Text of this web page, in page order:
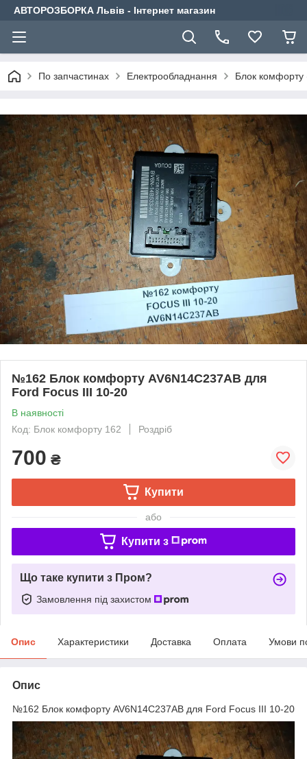
АВТОРОЗБОРКА Львів - Інтернет магазин
По запчастинах Електрообладнання Блок комфорту
№162 Блок комфорту AV6N14C237AB для
Ford Focus III 10-20
В наявності
Код: Блок комфорту 162
Роздріб
700 ₴
Купити
або
Купити з
Що таке купити з Пром?
Замовлення під захистом
Опис Характеристики Доставка Оплата Умови
Опис
№162 Блок комфорту AV6N14C237AB для Ford Focus III 10-20